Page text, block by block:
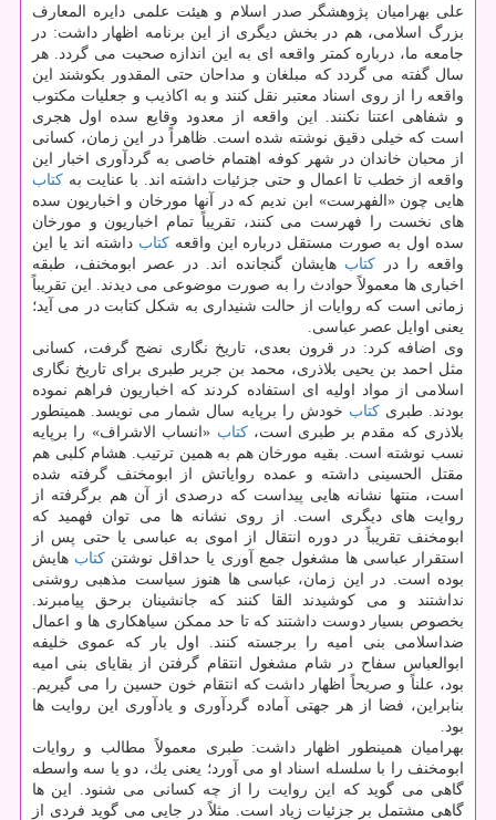
علی بهرامیان پژوهشگر صدر اسلام و هیئت علمی دایره المعارف
بزرگ اسلامی، هم در بخش دیگری از این برنامه اظهار داشت: در
جامعه ما، درباره كمتر واقعه ای به این اندازه صحبت می گردد. هر
سال گفته می گردد كه مبلغان و مداحان حتی المقدور بكوشند این
واقعه را از روی اسناد معتبر نقل كنند و به اكاذیب و جعلیات مكتوب
و شفاهی اعتنا نكنند. این واقعه از معدود وقایع سده اول هجری
است كه خیلی دقیق نوشته شده است. ظاهراً در این زمان، كسانی
از محبان خاندان در شهر كوفه اهتمام خاصی به گردآوری اخبار این
واقعه از خطب تا اعمال و حتی جزئیات داشته اند. با عنایت به كتاب
هایی چون «الفهرست» ابن ندیم كه در آنها مورخان و اخباریون سده
های نخست را فهرست می كنند، تقریباً تمام اخباریون و مورخان
سده اول به صورت مستقل درباره این واقعهكتاب داشته اند یا این
واقعه را در كتاب هایشان گنجانده اند. در عصر ابومخنف، طبقه
اخباری ها معمولاً حوادث را به صورت موضوعی می دیدند. این تقریباً
زمانی است كه روایات از حالت شنیداری به شكل كتابت در می آید؛
یعنی اوایل عصر عباسی.
وی اضافه كرد: در قرون بعدی، تاریخ نگاری نضج گرفت، كسانی
مثل احمد بن یحیی بلاذری، محمد بن جریر طبری برای تاریخ نگاری
اسلامی از مواد اولیه ای استفاده كردند كه اخباریون فراهم نموده
بودند. طبریكتاب خودش را برپایه سال شمار می نویسد. همینطور
بلاذری كه مقدم بر طبری است،كتاب «انساب الاشراف» را برپایه
نسب نوشته است. بقیه مورخان هم به همین ترتیب. هشام كلبی هم
مقتل الحسینی داشته و عمده روایاتش از ابومخنف گرفته شده
است، منتها نشانه هایی پیداست كه درصدی از آن هم برگرفته از
روایت های دیگری است. از روی نشانه ها می توان فهمید كه
ابومخنف تقریباً در دوره انتقال از اموی به عباسی یا حتی پس از
استقرار عباسی ها مشغول جمع آوری یا حداقل نوشتن كتاب هایش
بوده است. در این زمان، عباسی ها هنوز سیاست مذهبی روشنی
نداشتند و می كوشیدند القا كنند كه جانشینان برحق پیامبرند.
بخصوص بسیار دوست داشتند كه تا حد ممكن سیاهكاری ها و اعمال
ضداسلامی بنی امیه را برجسته كنند. اول بار كه عموی خلیفه
ابوالعباس سفاح در شام مشغول انتقام گرفتن از بقایای بنی امیه
بود، علناً و صریحاً اظهار داشت كه انتقام خون حسین را می گیریم.
بنابراین، فضا از هر جهتی آماده گردآوری و یادآوری این روایت ها
بود.
بهرامیان همینطور اظهار داشت: طبری معمولاً مطالب و روایات
ابومخنف را با سلسله اسناد او می آورد؛ یعنی یك، دو یا سه واسطه
گاهی می گوید كه این روایت را از چه كسانی می شنود. این ها
گاهی مشتمل بر جزئیات زیاد است. مثلاً در جایی می گوید فردی از